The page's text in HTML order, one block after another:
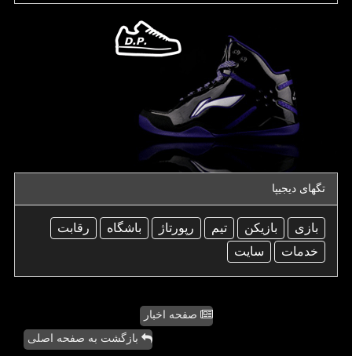
تگهای دیجیپا
بازی بازیكن تیم رپورتاژ باشگاه
رقابت
خدمات
سایت
صفحه اخبار
بازگشت به صفحه اصلی